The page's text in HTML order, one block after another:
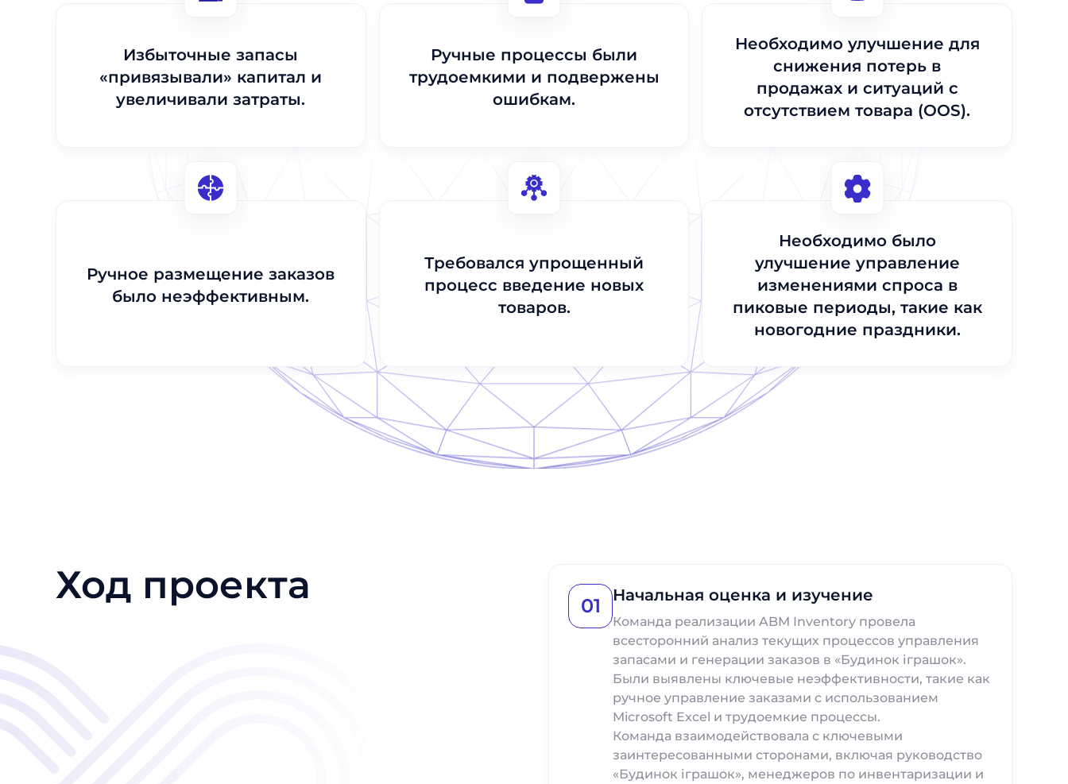
Избыточные запасы
«привязывали» капитал и
увеличивали затраты.
Ручные процессы были
трудоемкими и подвержены
ошибкам.
Необходимо улучшение для
снижения потерь в
продажах и ситуаций с
отсутствием товара (OOS).
Ручное размещение заказов
было неэффективным.
Требовался упрощенный
процесс введение новых
товаров.
Необходимо было
улучшение управление
изменениями спроса в
пиковые периоды, такие как
новогодние праздники.
Ход проекта 01 Начальная оценка и изучение
Команда реализации ABM Inventory провела
всесторонний анализ текущих процессов управления
запасами и генерации заказов в «Будинок іграшок».
Были выявлены ключевые неэффективности, такие как
ручное управление заказами с использованием
Microsoft Excel и трудоемкие процессы.
Команда взаимодействовала с ключевыми
заинтересованными сторонами, включая руководство
«Будинок іграшок», менеджеров по инвентаризации и